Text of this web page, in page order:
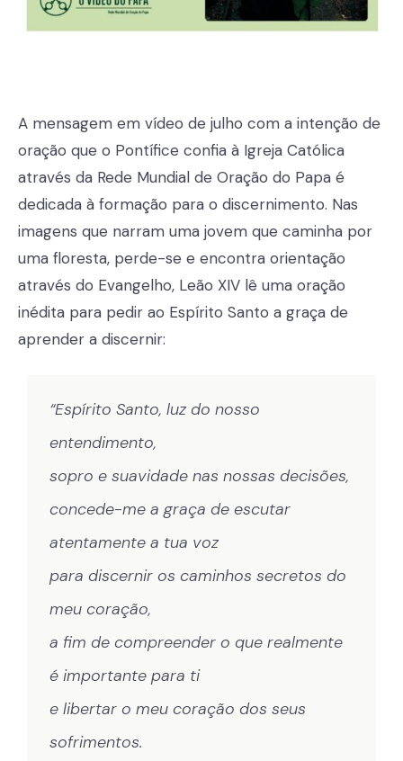
A mensagem em vídeo de julho com a intenção de
oração que o Pontífice confia à Igreja Católica
através da Rede Mundial de Oração do Papa é
dedicada à formação para o discernimento. Nas
imagens que narram uma jovem que caminha por
uma floresta, perde-se e encontra orientação
através do Evangelho, Leão XIV lê uma oração
inédita para pedir ao Espírito Santo a graça de
aprender a discernir:
“Espírito Santo, luz do nosso
entendimento,
sopro e suavidade nas nossas decisões,
concede-me a graça de escutar
atentamente a tua voz
para discernir os caminhos secretos do
meu coração,
a fim de compreender o que realmente
é importante para ti
e libertar o meu coração dos seus
sofrimentos.